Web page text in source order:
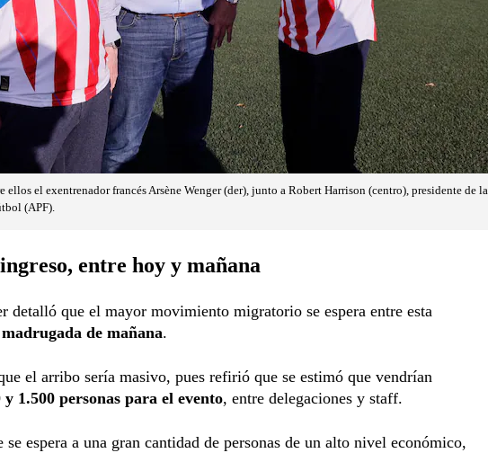
ellos el exentrenador francés Arsène Wenger (der), junto a Robert Harrison (centro), presidente de la
(APF).
entre hoy y mañana
detalló que el mayor movimiento migratorio se espera entre esta
de mañana.
el arribo sería masivo, pues refirió que se estimó que vendrían
y 1.500 personas para el evento, entre delegaciones y staff.
se espera a una gran cantidad de personas de un alto nivel económico,